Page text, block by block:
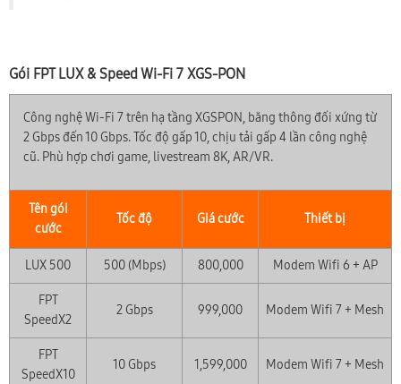
Gói FPT LUX & Speed Wi-Fi 7 XGS-PON
Công nghệ Wi-Fi 7 trên hạ tầng XGSPON, băng thông đối xứng từ
2 Gbps đến 10 Gbps. Tốc độ gấp 10, chịu tải gấp 4 lần công nghệ
cũ. Phù hợp chơi game, livestream 8K, AR/VR.
Tên gói
cước
Tốc độ Giá cước Thiết bị
LUX 500 500 (Mbps) 800,000 Modem Wifi 6 + AP
FPT
SpeedX2
2 Gbps 999,000 Modem Wifi 7 + Mesh
FPT
SpeedX10
10 Gbps 1,599,000 Modem Wifi 7 + Mesh